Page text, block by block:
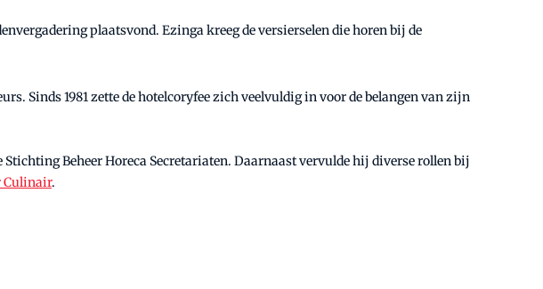
plaatsvond. Ezinga kreeg de versierselen die horen bij de
Sinds 1981 zette de hotelcoryfee zich veelvuldig in voor de belangen van zijn
Beheer Horeca Secretariaten. Daarnaast vervulde hij diverse rollen bij
Culinair.